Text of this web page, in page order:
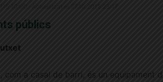
públics
com a casal de barri, és un equipament